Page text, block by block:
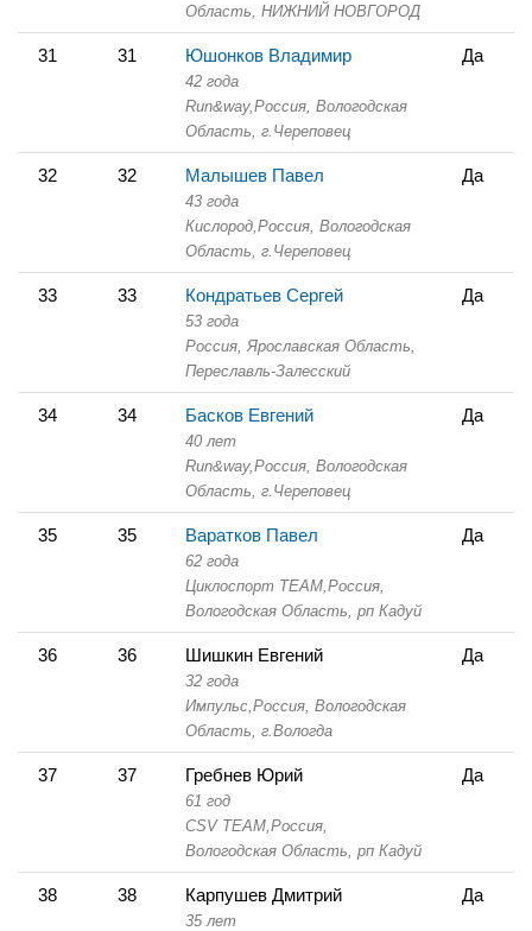
Область, НИЖНИЙ НОВГОРОД
31 31 Юшонков Владимир
42 года
Run&way, Россия, Вологодская
Область, г.Череповец
Да
32 32 Малышев Павел
43 года
Кислород, Россия, Вологодская
Область, г.Череповец
Да
33 33 Кондратьев Сергей
53 года
Россия, Ярославская Область,
Переславль-Залесский
Да
34 34 Басков Евгений
40 лет
Run&way, Россия, Вологодская
Область, г.Череповец
Да
35 35 Варатков Павел
62 года
Циклоспорт TEAM, Россия,
Вологодская Область, рп Кадуй
Да
36 36 Шишкин Евгений
32 года
Импульс, Россия, Вологодская
Область, г.Вологда
Да
37 37 Гребнев Юрий
61 год
CSV TEAM, Россия,
Вологодская Область, рп Кадуй
Да
38 38 Карпушев Дмитрий
35 лет
Да